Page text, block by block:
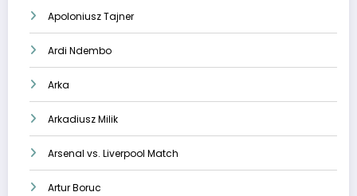
Apoloniusz Tajner
Ardi Ndembo
Arka
Arkadiusz Milik
Arsenal vs. Liverpool Match
Artur Boruc